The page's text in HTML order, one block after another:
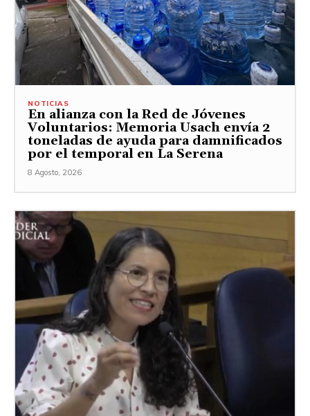
NOTICIAS
En alianza con la Red de Jóvenes
Voluntarios: Memoria Usach envía 2
toneladas de ayuda para damnificados
por el temporal en La Serena
8 Agosto, 2026